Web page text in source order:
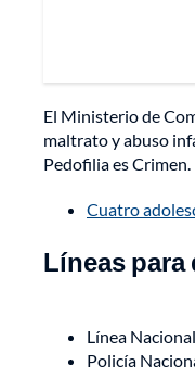
El Ministerio de
maltrato y abuso
Pedofilia es Crimen.
Cuatro
Líneas
Línea
Policía